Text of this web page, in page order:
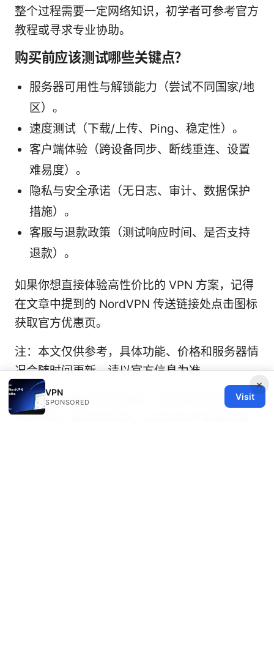
整个过程需要一定网络知识，初学者可参考官方
教程或寻求专业协助。
购买前应该测试哪些关键点？
服务器可用性与解锁能力（尝试不同国家/地
区）。
速度测试（下载/上传、Ping、稳定性）。
客户端体验（跨设备同步、断线重连、设置
难易度）。
隐私与安全承诺（无日志、审计、数据保护
措施）。
客服与退款政策（测试响应时间、是否支持
退款）。
如果你想直接体验高性价比的 VPN 方案，记得
在文章中提到的 NordVPN 传送链接处点击图标
获取官方优惠页。
注：本文仅供参考，具体功能、价格和服务器情
况会随时间更新，请以官方信息为准。
以太网ip 设置与优化指南：家庭与企业网络中
的IP分配、静态/动态IP、以及VPN下的隐私保
×
VPN
SPONSORED
Visit